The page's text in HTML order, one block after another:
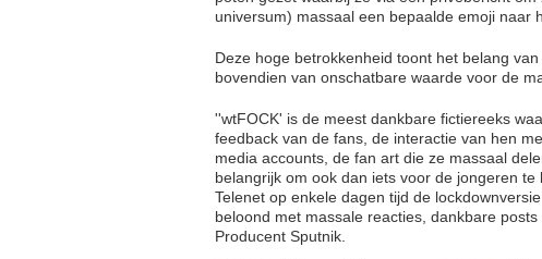
universum) massaal een bepaalde emoji naar
Deze hoge betrokkenheid toont het belang
bovendien van onschatbare waarde voor de
''wtFOCK' is de meest dankbare fictiereeks
feedback van de fans, de interactie van hen
media accounts, de fan art die ze massaal
belangrijk om ook dan iets voor de jongeren
Telenet op enkele dagen tijd de
beloond met massale reacties, dankbare
Producent Sputnik.